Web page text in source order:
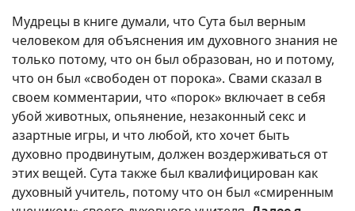
Мудрецы в книге думали, что Сута был верным
человеком для объяснения им духовного знания не
только потому, что он был образован, но и потому,
что он был «свободен от порока». Свами сказал в
своем комментарии, что «порок» включает в себя
убой животных, опьянение, незаконный секс и
азартные игры, и что любой, кто хочет быть
духовно продвинутым, должен воздерживаться от
этих вещей. Сута также был квалифицирован как
духовный учитель, потому что он был «смиренным